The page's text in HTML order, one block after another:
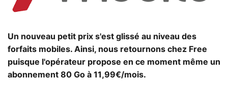
Un nouveau petit prix s'est glissé au niveau des
forfaits mobiles. Ainsi, nous retournons chez Free
puisque l'opérateur propose en ce moment même un
abonnement 80 Go à 11,99€/mois.